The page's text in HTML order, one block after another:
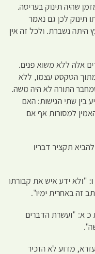
שהיה תינוק בעריסה.
תינוק לכן גם נאמר
נשברת. ולכל זה אין
אלה ללא משוא פנים.
הטקסט עצמו, ללא
התורה לא היה משה.
בין שתי הגישות: האם
למסורות אף אם
להביא תקציר דבריו
"ולא ידע איש את קבורתו
זה באחרית ימיו".
כ א: "ועשרת הדברים
מדוע לא הזכיר